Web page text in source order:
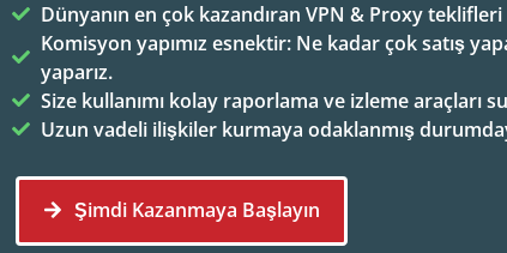
Dünyanın en çok kazandıran VPN & Proxy
Komisyon yapımız esnektir: Ne kadar çok satış
yaparız.
Size kullanımı kolay raporlama ve izleme araçları
Uzun vadeli ilişkiler kurmaya odaklanmış
Şimdi Kazanmaya Başlayın